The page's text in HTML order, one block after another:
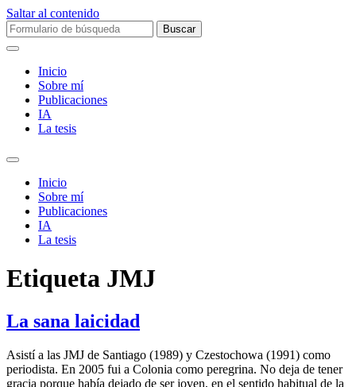
Saltar al contenido
Buscar:
Inicio
Sobre mí­
Publicaciones
IA
La tesis
Alternar
campo
búsqueda
Inicio
Sobre mí­
Publicaciones
IA
La tesis
Etiqueta JMJ
La sana laicidad
Asistí a las JMJ de Santiago (1989) y Czestochowa (1991) como
periodista. En 2005 fui a Colonia como peregrina. No deja de tener
gracia porque había dejado de ser joven, en el sentido habitual de la